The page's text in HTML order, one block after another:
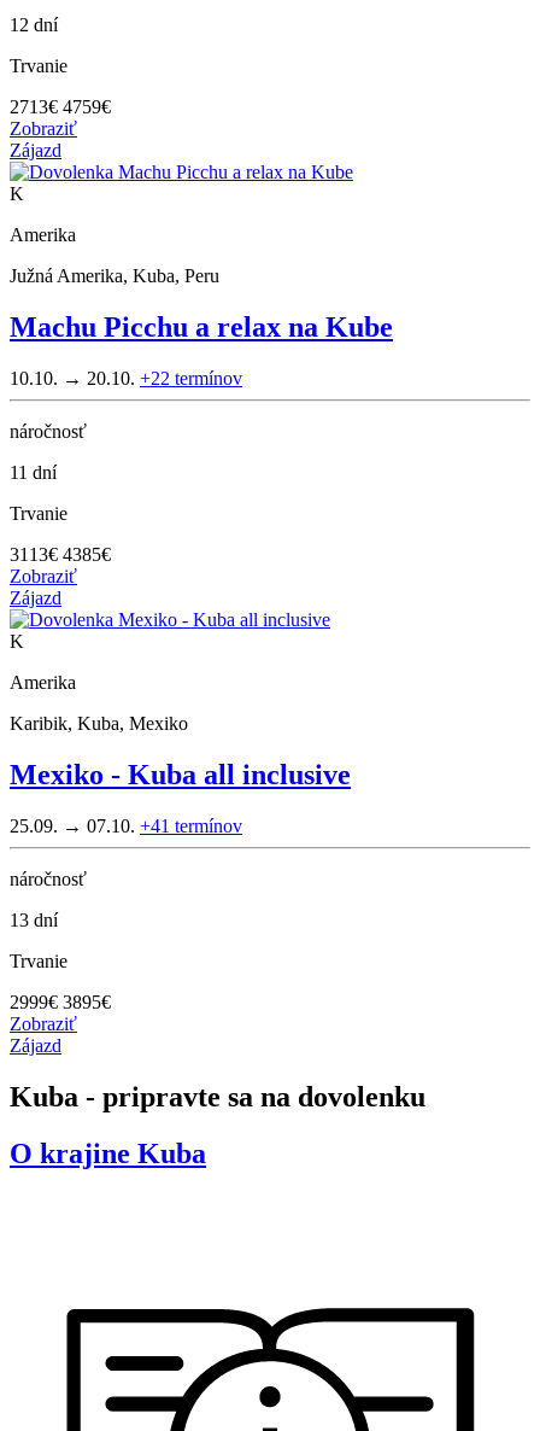
12 dní
Trvanie
2713€ 4759€
Zobraziť
Zájazd
K
Amerika
Južná Amerika, Kuba, Peru
Machu Picchu a relax na Kube
10.10. → 20.10. +22 termínov
náročnosť
11 dní
Trvanie
3113€ 4385€
Zobraziť
Zájazd
K
Amerika
Karibik, Kuba, Mexiko
Mexiko - Kuba all inclusive
25.09. → 07.10. +41 termínov
náročnosť
13 dní
Trvanie
2999€ 3895€
Zobraziť
Zájazd
Kuba - pripravte sa na dovolenku
O krajine Kuba